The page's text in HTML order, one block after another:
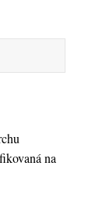
na